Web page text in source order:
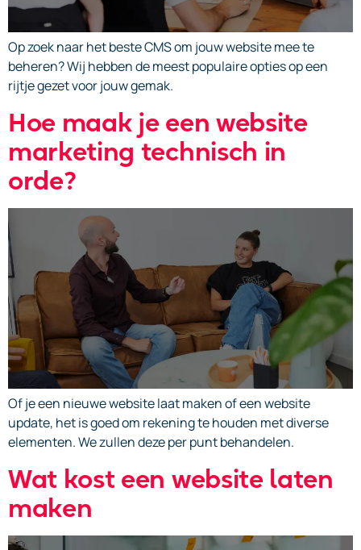
Op zoek naar het beste CMS om jouw website mee te
beheren? Wij hebben de meest populaire opties op een
rijtje gezet voor jouw gemak.
Hoe maak je een website
marketing technisch in
orde?
Of je een nieuwe website laat maken of een website
update, het is goed om rekening te houden met diverse
elementen. We zullen deze per punt behandelen.
Wat kost een website laten
maken